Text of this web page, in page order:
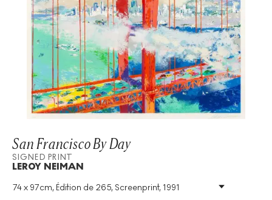
San Francisco By Day
SIGNED PRINT
LEROY NEIMAN
74 x 97cm, Édition de 265, Screenprint, 1991
Technique
Screenprint